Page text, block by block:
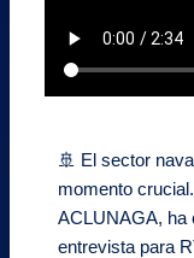
🚢 El sector
momento
ACLUNAGA, ha
entrevista para